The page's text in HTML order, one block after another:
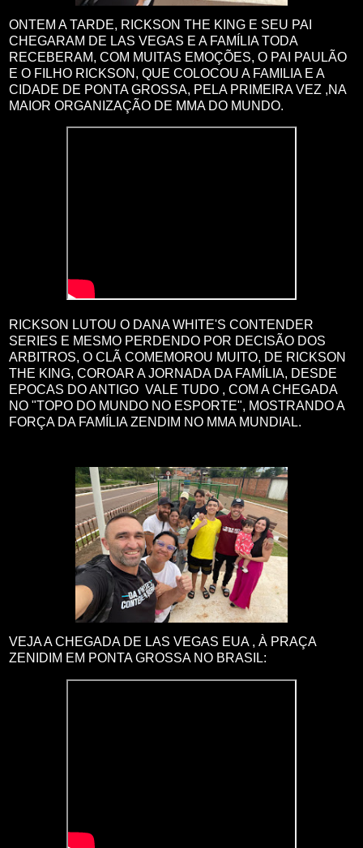
ONTEM A TARDE, RICKSON THE KING E SEU PAI
CHEGARAM DE LAS VEGAS E A FAMÍLIA TODA
RECEBERAM, COM MUITAS EMOÇÕES, O PAI PAULÃO
E O FILHO RICKSON, QUE COLOCOU A FAMILIA E A
CIDADE DE PONTA GROSSA, PELA PRIMEIRA VEZ ,NA
MAIOR ORGANIZAÇÃO DE MMA DO MUNDO.
RICKSON LUTOU O DANA WHITE'S CONTENDER
SERIES E MESMO PERDENDO POR DECISÃO DOS
ARBITROS, O CLÃ COMEMOROU MUITO, DE RICKSON
THE KING, COROAR A JORNADA DA FAMÍLIA, DESDE
EPOCAS DO ANTIGO VALE TUDO , COM A CHEGADA
NO "TOPO DO MUNDO NO ESPORTE", MOSTRANDO A
FORÇA DA FAMÍLIA ZENDIM NO MMA MUNDIAL.
VEJA A CHEGADA DE LAS VEGAS EUA , À PRAÇA
ZENIDIM EM PONTA GROSSA NO BRASIL: